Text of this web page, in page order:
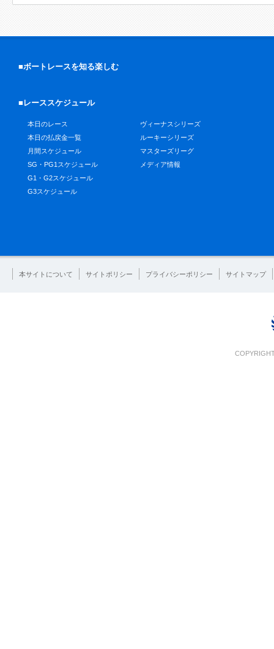
■ボートレースを知る楽しむ
■レーススケジュール
本日のレース
本日の払戻金一覧
月間スケジュール
SG・PG1スケジュール
G1・G2スケジュール
G3スケジュール
ヴィーナスシリーズ
ルーキーシリーズ
マスターズリーグ
メディア情報
本サイトについて サイトポリシー プライバシーポリシー サイトマップ